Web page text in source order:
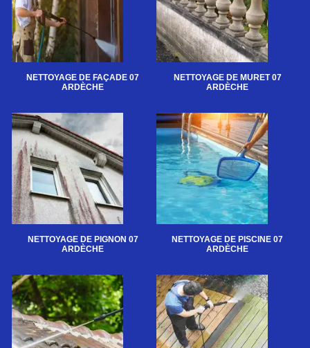
NETTOYAGE DE FAÇADE 07
ARDÈCHE
NETTOYAGE DE MURET 07
ARDÈCHE
NETTOYAGE DE PIGNON 07
ARDÈCHE
NETTOYAGE DE PISCINE 07
ARDÈCHE